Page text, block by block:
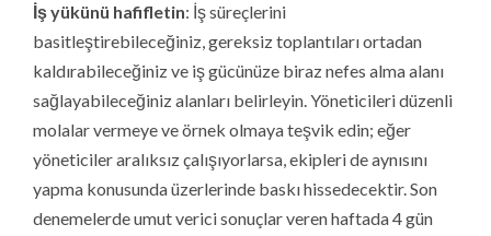
İş yükünü hafifletin: İş süreçlerini
basitleştirebileceğiniz, gereksiz toplantıları ortadan
kaldırabileceğiniz ve iş gücünüze biraz nefes alma alanı
sağlayabileceğiniz alanları belirleyin. Yöneticileri düzenli
molalar vermeye ve örnek olmaya teşvik edin; eğer
yöneticiler aralıksız çalışıyorlarsa, ekipleri de aynısını
yapma konusunda üzerlerinde baskı hissedecektir. Son
denemelerde umut verici sonuçlar veren haftada 4 gün